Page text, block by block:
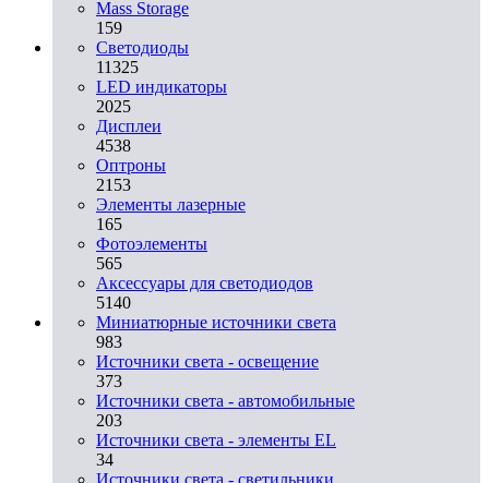
Mass Storage
159
Светодиоды
11325
LED индикаторы
2025
Дисплеи
4538
Оптроны
2153
Элементы лазерные
165
Фотоэлементы
565
Аксессуары для светодиодов
5140
Миниатюрные источники света
983
Источники света - освещение
373
Источники света - автомобильные
203
Источники света - элементы EL
34
Источники света - светильники